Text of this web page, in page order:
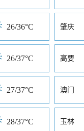
26/36°C 肇庆
26/37°C 高要
27/37°C 澳门
28/37°C 玉林